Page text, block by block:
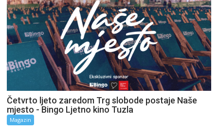
Četvrto ljeto zaredom Trg slobode postaje Naše
mjesto - Bingo Ljetno kino Tuzla
Magazin